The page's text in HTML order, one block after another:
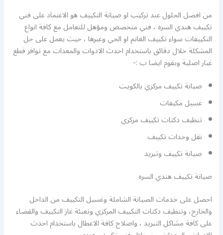
من افضل الحلول عند تركيب او صيانة التكييف هو الاعتماد على فني
تكييف هندي السره ، فني متخصص ومؤهل للتعامل مع كافة انواع
التكييفات سواء تكييف الغانم او الجي وغيرها ، حيث يعمل على حل
المشكلة خلال دقائق باستخدام احدث الادوات والمعدات مع توافر قطع
غيار اصلية ويقوم ايضا ب :-
صيانة تكييف مركزي بالكويت
غسيل مكيفات
تنظيف دكتات تكييف مركزي
نقل وحدات تكييف
صيانة تكييف وتبريد
صيانة تكييف هندي السره
احصل على خدمات الصيانة الشاملة وغسيل التكييف من الداخل
والخارج، وتنظيف دكتات التكييف المركزي وتعبئة غاز التكييف والقضاء
على كافة مشاكل التبريد ، واصلاح كافة الاعطال باستخدام احدث